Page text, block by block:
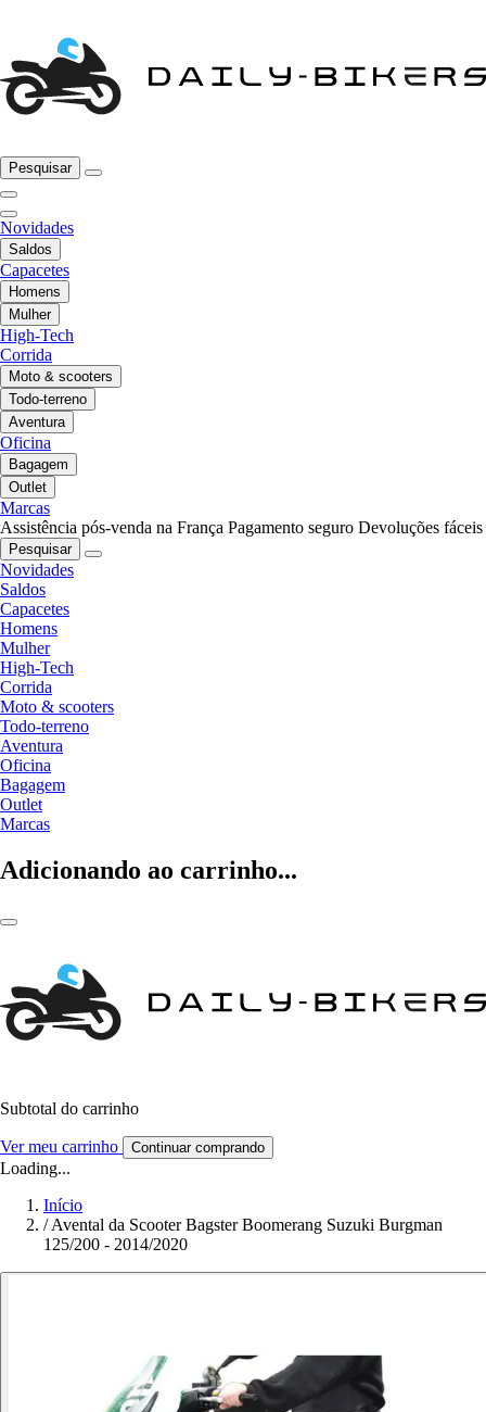
Pesquisar
Novidades
Saldos
Capacetes
Homens
Mulher
High-Tech
Corrida
Moto & scooters
Todo-terreno
Aventura
Oficina
Bagagem
Outlet
Marcas
Assistência pós-venda na França Pagamento seguro Devoluções fáceis
Pesquisar
Novidades
Saldos
Capacetes
Homens
Mulher
High-Tech
Corrida
Moto & scooters
Todo-terreno
Aventura
Oficina
Bagagem
Outlet
Marcas
Adicionando ao carrinho...
Subtotal do carrinho
Ver meu carrinho Continuar comprando
Loading...
Início
/ Avental da Scooter Bagster Boomerang Suzuki Burgman
125/200 - 2014/2020